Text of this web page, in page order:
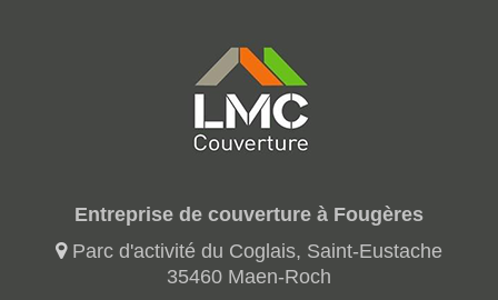
Entreprise de couverture à Fougères
Parc d'activité du Coglais, Saint-Eustache
35460 Maen-Roch